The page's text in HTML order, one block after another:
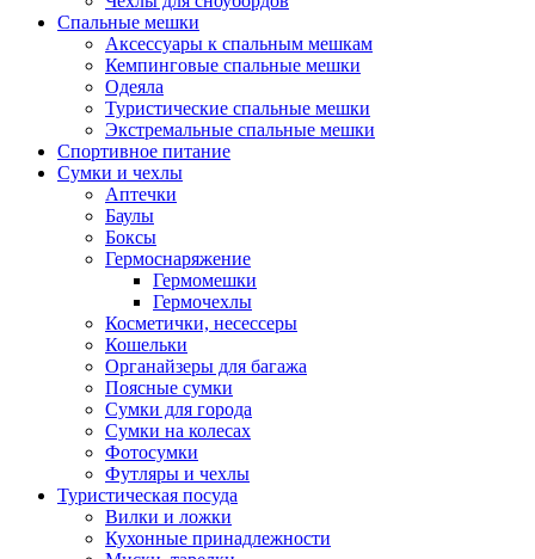
Спальные мешки
Аксессуары к спальным мешкам
Кемпинговые спальные мешки
Одеяла
Туристические спальные мешки
Экстремальные спальные мешки
Спортивное питание
Сумки и чехлы
Аптечки
Баулы
Боксы
Гермоснаряжение
Гермомешки
Гермочехлы
Косметички, несессеры
Кошельки
Органайзеры для багажа
Поясные сумки
Сумки для города
Сумки на колесах
Фотосумки
Футляры и чехлы
Туристическая посуда
Вилки и ложки
Кухонные принадлежности